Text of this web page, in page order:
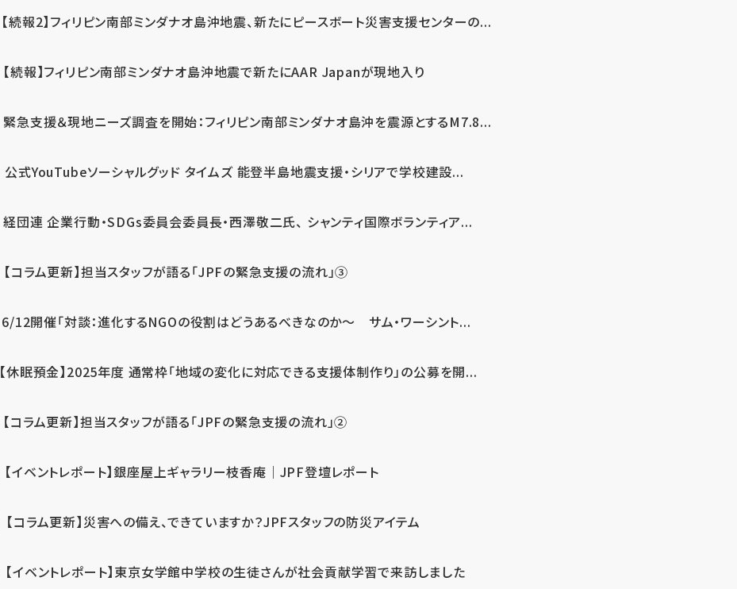
【続報2】フィリピン南部ミンダナオ島沖地震、新たにピースボート災害支援センターの...
【続報】フィリピン南部ミンダナオ島沖地震で新たにAAR Japanが現地入り
緊急支援＆現地ニーズ調査を開始：フィリピン南部ミンダナオ島沖を震源とするM7.8...
公式YouTubeソーシャルグッド タイムズ 能登半島地震支援・シリアで学校建設...
経団連 企業行動・SDGs委員会委員長・西澤敬二氏、 シャンティ国際ボランティア...
【コラム更新】担当スタッフが語る「JPFの緊急支援の流れ」③
6/12開催「対談：進化するNGOの役割はどうあるべきなのか～ サム・ワーシント...
【休眠預金】2025年度 通常枠「地域の変化に対応できる支援体制作り」の公募を開...
【コラム更新】担当スタッフが語る「JPFの緊急支援の流れ」②
【イベントレポート】銀座屋上ギャラリー枝香庵｜JPF登壇レポート
【コラム更新】災害への備え、できていますか？JPFスタッフの防災アイテム
【イベントレポート】東京女学館中学校の生徒さんが社会貢献学習で来訪しました